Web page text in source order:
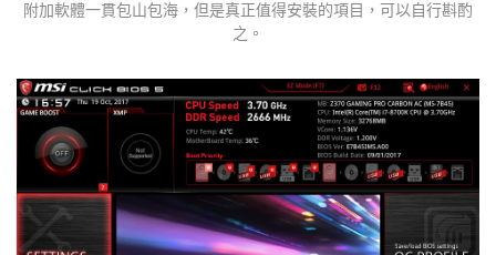
附加軟體一貫包山包海，但是真正值得安裝的項目，可以自行斟酌
之。